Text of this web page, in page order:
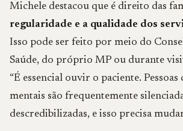
Michele destacou que é direito das
regularidade e a qualidade dos
Isso pode ser feito por meio do
Saúde, do próprio MP ou durante
“É essencial ouvir o paciente.
mentais são frequentemente
descredibilizadas, e isso precisa